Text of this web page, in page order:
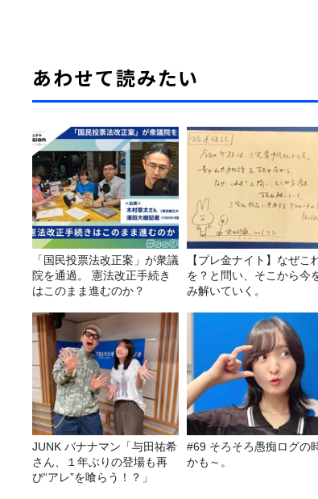
あわせて読みたい
「国民投票法改正案」が衆議
院を通過。 憲法改正手続き
はこのまま進むのか？
【プレ金ナイト】なぜこ
を？と問い、そこから今
み解いていく。
JUNK バナナマン「与田祐希
さん、１年ぶりの登場も再
び“アレ”を喰らう！？」
#69 そろそろ愚痴ログの
かも～。